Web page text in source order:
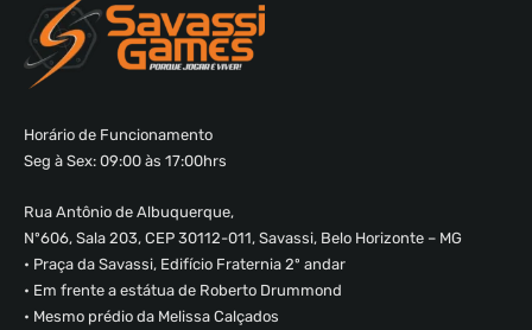
Horário de Funcionamento
Seg à Sex: 09:00 às 17:00hrs
Rua Antônio de Albuquerque,
Nº606, Sala 203, CEP 30112-011, Savassi, Belo Horizonte – MG
• Praça da Savassi, Edifício Fraternia 2º andar
• Em frente a estátua de Roberto Drummond
• Mesmo prédio da Melissa Calçados